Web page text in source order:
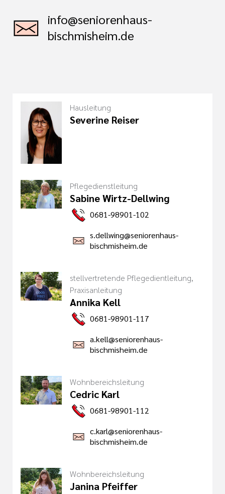
info@seniorenhaus-
bischmisheim.de
Hausleitung
Severine Reiser
Pflegedienstleitung
Sabine Wirtz-Dellwing
0681-98901-102
s.dellwing@seniorenhaus-
bischmisheim.de
stellvertretende Pflegedientleitung,
Praxisanleitung
Annika Kell
0681-98901-117
a.kell@seniorenhaus-
bischmisheim.de
Wohnbereichsleitung
Cedric Karl
0681-98901-112
c.karl@seniorenhaus-
bischmisheim.de
Wohnbereichsleitung
Janina Pfeiffer